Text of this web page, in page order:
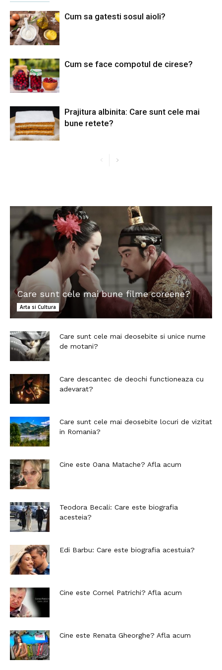
Cum sa gatesti sosul aioli?
Cum se face compotul de cirese?
Prajitura albinita: Care sunt cele mai
bune retete?
Care sunt cele mai bune filme coreene?
Arta si Cultura
Care sunt cele mai deosebite si unice nume
de motani?
Care descantec de deochi functioneaza cu
adevarat?
Care sunt cele mai deosebite locuri de vizitat
in Romania?
Cine este Oana Matache? Afla acum
Teodora Becali: Care este biografia
acesteia?
Edi Barbu: Care este biografia acestuia?
Cine este Cornel Patrichi? Afla acum
Cine este Renata Gheorghe? Afla acum